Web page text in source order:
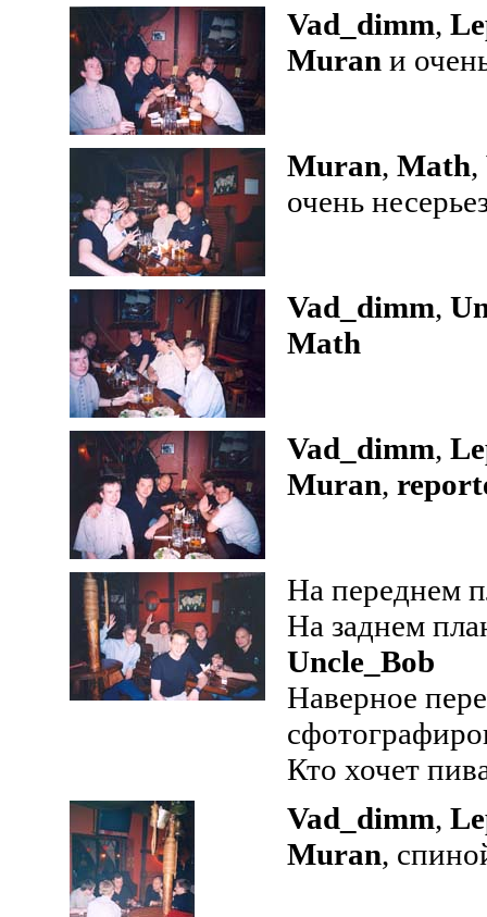
Vad_dimm,
Muran и
Muran, Math,
очень
Vad_dimm,
Math
Vad_dimm,
Muran,
На переднем
На заднем
Uncle_Bob
Наверное
Кто хочет
Vad_dimm,
Muran,